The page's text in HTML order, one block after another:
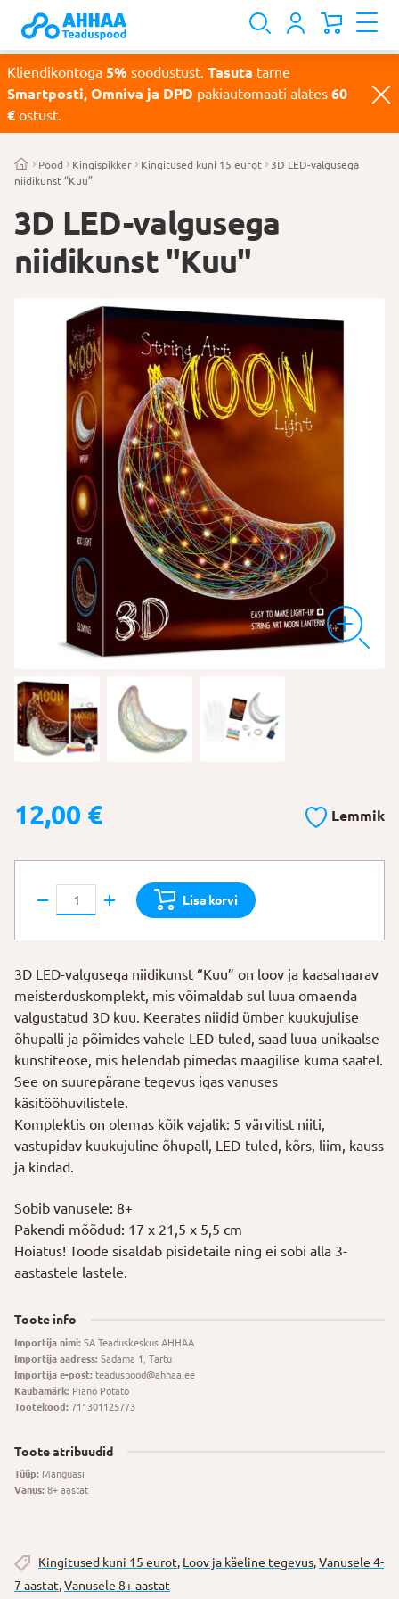
Kliendikontoga 5% soodustust. Tasuta tarne
Smartposti, Omniva ja DPD pakiautomaati alates 60
€ ostust.
Pood Kingispikker Kingitused kuni 15 eurot
3D LED-valgusega
niidikunst “Kuu”
3D LED-valgusega
niidikunst "Kuu"
12,00 € Lemmik
LED-
valgusega
"Kuu"
kogus
Lisa korvi
3D LED-valgusega niidikunst “Kuu” on loov ja kaasahaarav
meisterduskomplekt, mis võimaldab sul luua omaenda
valgustatud 3D kuu. Keerates niidid ümber kuukujulise
õhupalli ja põimides vahele LED-tuled, saad luua unikaalse
kunstiteose, mis helendab pimedas maagilise kuma saatel.
See on suurepärane tegevus igas vanuses
käsitööhuvilistele.
Komplektis on olemas kõik vajalik: 5 värvilist niiti,
vastupidav kuukujuline õhupall, LED-tuled, kõrs, liim, kauss
ja kindad.
Sobib vanusele: 8+
Pakendi mõõdud: 17 x 21,5 x 5,5 cm
Hoiatus! Toode sisaldab pisidetaile ning ei sobi alla 3-
aastastele lastele.
Toote info
Importija nimi: SA Teaduskeskus AHHAA
Importija aadress: Sadama 1, Tartu
Importija e-post: teaduspood@ahhaa.ee
Kaubamärk: Piano Potato
Tootekood: 711301125773
Toote atribuudid
Tüüp: Mänguasi
Vanus: 8+ aastat
Kingitused kuni 15 eurot, Loov ja käeline tegevus,Vanusele 4-
7 aastat,Vanusele 8+ aastat